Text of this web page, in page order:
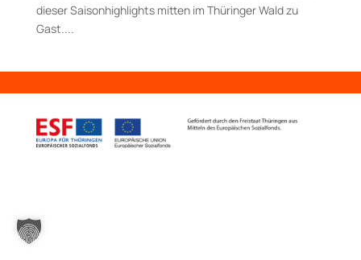
dieser Sai­son­highlights mitten im Thüringer Wald zu
Gast....